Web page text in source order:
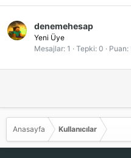
denemehesap
Yeni Üye
Mesajlar 1 Tepki 0 Puan
Anasayfa Kullanıcılar